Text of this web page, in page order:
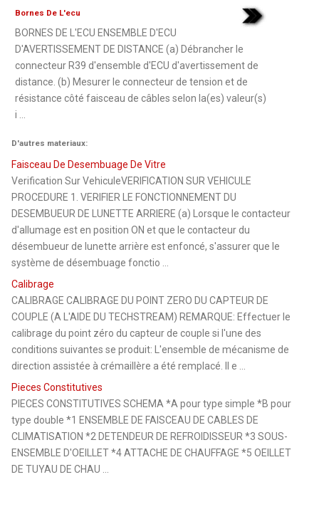
Bornes De L'ecu
BORNES DE L'ECU ENSEMBLE D'ECU
D'AVERTISSEMENT DE DISTANCE (a) Débrancher le
connecteur R39 d'ensemble d'ECU d'avertissement de
distance. (b) Mesurer le connecteur de tension et de
résistance côté faisceau de câbles selon la(es) valeur(s)
i ...
D'autres materiaux:
Faisceau De Desembuage De Vitre
Verification Sur VehiculeVERIFICATION SUR VEHICULE
PROCEDURE 1. VERIFIER LE FONCTIONNEMENT DU
DESEMBUEUR DE LUNETTE ARRIERE (a) Lorsque le contacteur
d'allumage est en position ON et que le contacteur du
désembueur de lunette arrière est enfoncé, s'assurer que le
système de désembuage fonctio ...
Calibrage
CALIBRAGE CALIBRAGE DU POINT ZERO DU CAPTEUR DE
COUPLE (A L'AIDE DU TECHSTREAM) REMARQUE: Effectuer le
calibrage du point zéro du capteur de couple si l'une des
conditions suivantes se produit: L'ensemble de mécanisme de
direction assistée à crémaillère a été remplacé. Il e ...
Pieces Constitutives
PIECES CONSTITUTIVES SCHEMA *A pour type simple *B pour
type double *1 ENSEMBLE DE FAISCEAU DE CABLES DE
CLIMATISATION *2 DETENDEUR DE REFROIDISSEUR *3 SOUS-
ENSEMBLE D'OEILLET *4 ATTACHE DE CHAUFFAGE *5 OEILLET
DE TUYAU DE CHAU ...